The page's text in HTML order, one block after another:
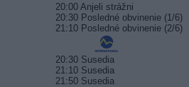
20:00 Anjeli strážni
20:30 Posledné obvinenie (1/6)
21:10 Posledné obvinenie (2/6)
20:30 Susedia
21:10 Susedia
21:50 Susedia